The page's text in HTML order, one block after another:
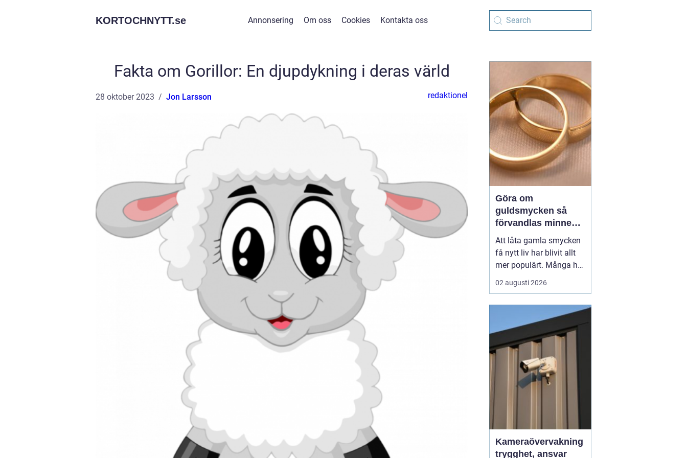
KORTOCHNYTT.se Annonsering Om oss Cookies Kontakta oss
Fakta om Gorillor: En djupdykning i deras värld
28 oktober 2023 Jon Larsson redaktionel
Göra om
guldsmycken så
förvandlas minnen
till nya favoriter
Att låta gamla smycken
få nytt liv har blivit allt
mer populärt. Många har
ärvda ringar, kedjor eller
örhängen som mest
starkt känslomässigt
värde. Genom
att ...
02 augusti 2026
Kameraövervakning
trygghet, ansvar